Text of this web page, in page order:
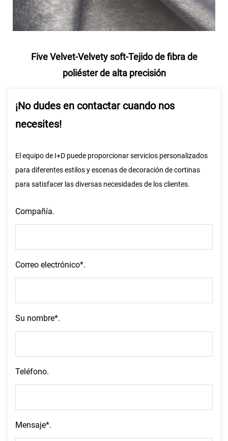
Five Velvet-Velvety soft-Tejido de fibra de
poliéster de alta precisión
¡No dudes en contactar cuando nos
necesites!
El equipo de I+D puede proporcionar servicios personalizados
para diferentes estilos y escenas de decoración de cortinas
para satisfacer las diversas necesidades de los clientes.
Compañía.
Correo electrónico*.
Su nombre*.
Teléfono.
Mensaje*.